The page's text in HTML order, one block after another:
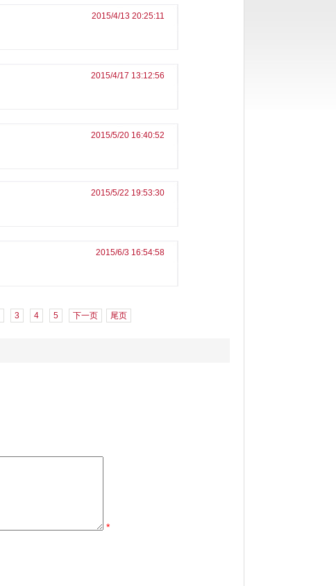
2015/4/13 20:25:11
2015/4/17 13:12:56
2015/5/20 16:40:52
2015/5/22 19:53:30
2015/6/3 16:54:58
3 4 5 下一页 尾页
*